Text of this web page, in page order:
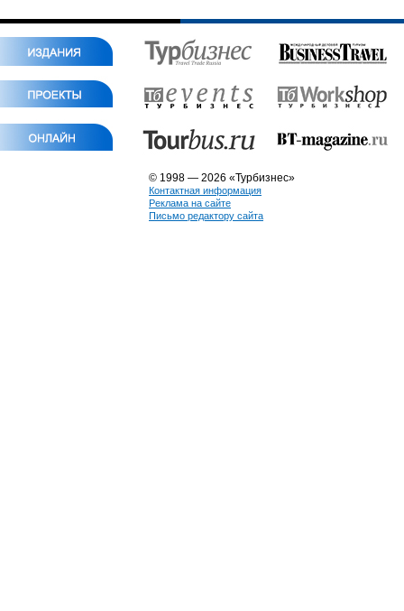
© 1998 — 2026 «Турбизнес»
Контактная информация
Реклама на сайте
Письмо редактору сайта